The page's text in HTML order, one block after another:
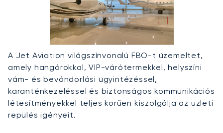
A Jet Aviation világszínvonalú FBO-t üzemeltet,
amely hangárokkal, VIP-várótermekkel, helyszíni
vám- és bevándorlási ügyintézéssel,
karanténkezeléssel és biztonságos kommunikációs
létesítményekkel teljes körűen kiszolgálja az üzleti
repülés igényeit.